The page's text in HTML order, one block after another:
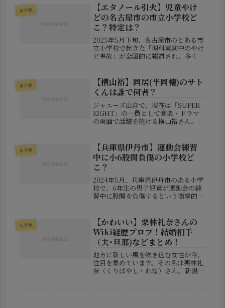
謎の言葉――「ふつうのやつ」。一体、ど
のような意味だったのでしょうか...
未分類
【エタノール引火】児童やけ
どの名古屋市の市立小学校ど
こ？特定は？
2025年5月下旬、名古屋市のとある市
立小学校で起きた「理科実験中のやけ
ど事故」が全国的に報道され、多くの
たという、教科書にも載っているよう
な基本的な事故。しかも、小学生が...
未分類
【横山裕】同居(半同棲)のサト
くんは誰で何者？
ジャニーズ出身で、現在は「SUPER
EIGHT」の一員として音楽・ドラマ
の両面で活躍を続ける横山裕さん。端
人”の存在が話題を呼んでいます。そ
のお相手は、なんと“おじさん”！...
未分類
【兵庫県伊丹市】運動会練習
中に小6股間負傷の小学校ど
こ？
2024年5月、兵庫県伊丹市のある小学
校で、6年生の男子児童が運動会の練
習中に股間を負傷するという衝撃的な
げられ、大きな話題を呼んでいます。
特に保護者の間では、「どこの小学...
未分類
【かわいい】栗林礼奈さんの
Wiki経歴プロフ！結婚相手
（夫･旦那)などまとめ！
地方に新しい風を吹き込む女性が今、
注目を集めています。その名は栗林礼
奈（くりばやし・れな）さん。新潟県